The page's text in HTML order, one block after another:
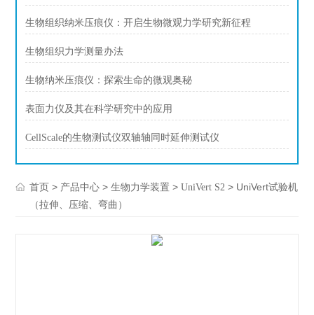
生物组织纳米压痕仪：开启生物微观力学研究新征程
生物组织力学测量办法
生物纳米压痕仪：探索生命的微观奥秘
表面力仪及其在科学研究中的应用
CellScale的生物测试仪双轴轴同时延伸测试仪
首页 > 产品中心 >生物力学装置 >UniVert S2 > UniVert试验机
（拉伸、压缩、弯曲）